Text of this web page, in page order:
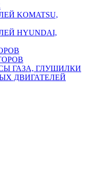
KOMATSU,
HYUNDAI,
ГАЗА, ГЛУШИЛКИ
ДВИГАТЕЛЕЙ